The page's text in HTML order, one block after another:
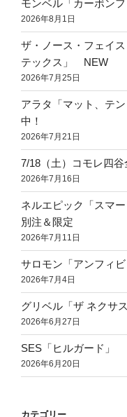
モンベル「カーボン
2026年8月1日
ザ・ノース・フェイ
テックス」 NEW
2026年7月25日
アラタ「マット、テ
中！
2026年7月21日
7/18（土）コモレ四
2026年7月16日
ネルエピック「スマ
別注＆限定
2026年7月11日
サロモン「アンフィビ
2026年7月4日
グリベル「ザ ネクサ
2026年6月27日
SES「ヒルガード」
2026年6月20日
カテゴリー